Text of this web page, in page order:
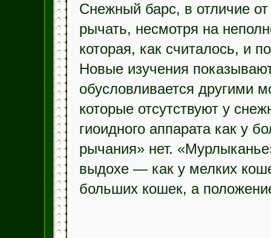
Снежный барс, в отличие
рычать, несмотря на
которая, как считалось, и
Новые изучения
обусловливается другими
которые отсутствуют у
гиоидного аппарата как у
рычания» нет.
выдохе — как у мелких
больших кошек, а